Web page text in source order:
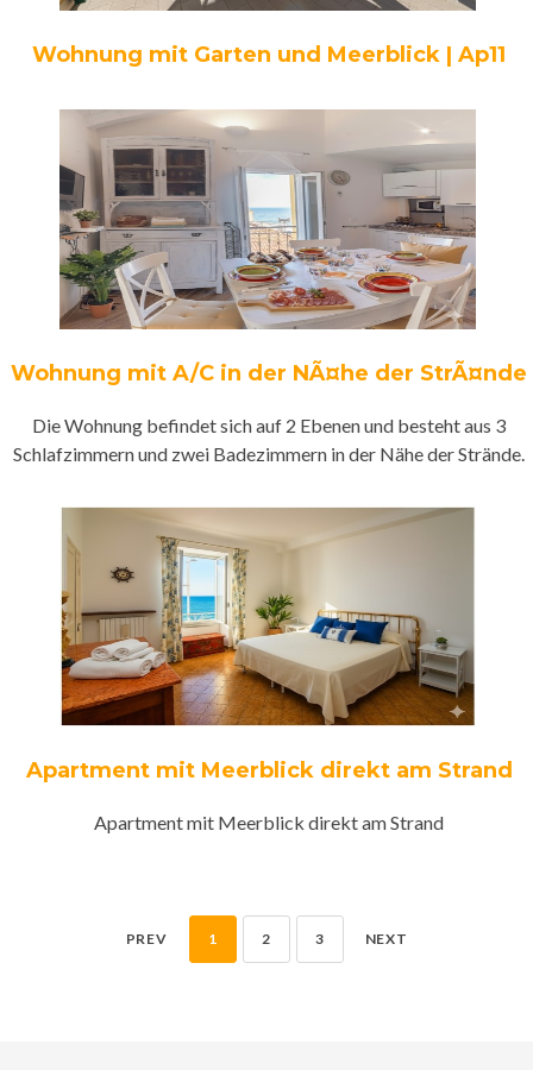
Wohnung mit Garten und Meerblick | Ap11
Wohnung mit A/C in der NÃ¤he der StrÃ¤nde
Die Wohnung befindet sich auf 2 Ebenen und besteht aus 3
Schlafzimmern und zwei Badezimmern in der Nähe der Strände.
Apartment mit Meerblick direkt am Strand
Apartment mit Meerblick direkt am Strand
PREV 1 2 3 NEXT